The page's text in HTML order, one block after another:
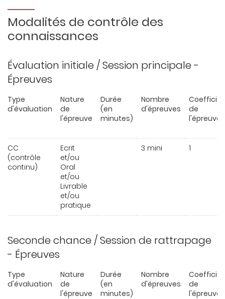
Modalités de contrôle des
connaissances
Évaluation initiale / Session principale -
Épreuves
Type
d'évaluation
Nature
de
l'épreuve
Durée
(en
minutes)
Nombre
d'épreuves
de
l'épreuve
CC
(contrôle
continu)
Ecrit
et/ou
Oral
et/ou
Livrable
et/ou
pratique
3 mini 1
Seconde chance / Session de rattrapage
- Épreuves
Type
d'évaluation
Nature
de
l'épreuve
Durée
(en
minutes)
Nombre
d'épreuves
de
l'épreuve